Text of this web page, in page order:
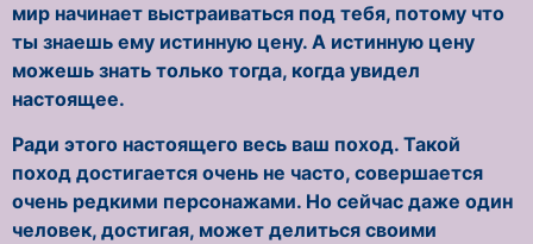
мир начинает выстраиваться под тебя, потому что
ты знаешь ему истинную цену. А истинную цену
можешь знать только тогда, когда увидел
настоящее.
Ради этого настоящего весь ваш поход. Такой
поход достигается очень не часто, совершается
очень редкими персонажами. Но сейчас даже один
человек, достигая, может делиться своими